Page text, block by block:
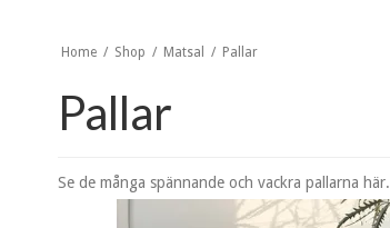
Home / Shop / Matsal / Pallar
Pallar
Se de många spännande och vackra pallarna här.